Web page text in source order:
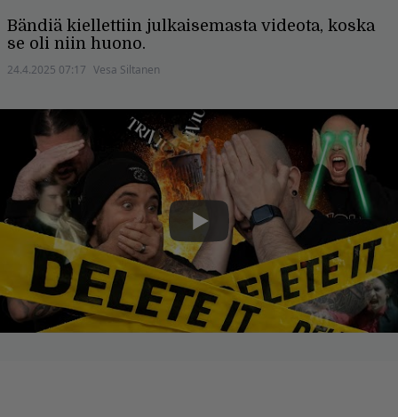
Bändiä kiellettiin julkaisemasta videota, koska
se oli niin huono.
24.4.2025 07:17 Vesa Siltanen